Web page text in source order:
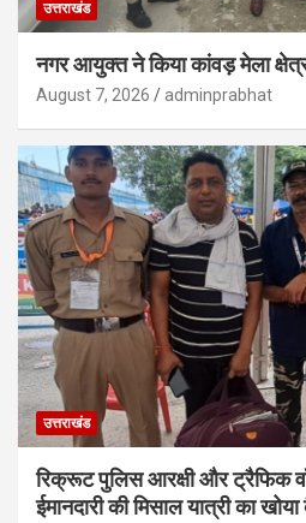
उत्तराखंड
नगर आयुक्त ने किया कांवड़ मेला क्षेत्र
August 7, 2026 adminprabhat
उत्तराखंड
रिक्रूट पुलिस आरक्षी और ट्रैफिक
ईमानदारी की मिसाल यात्री का